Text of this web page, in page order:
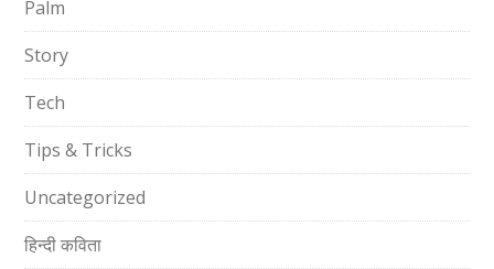
Palm
Story
Tech
Tips & Tricks
Uncategorized
हिन्दी कविता